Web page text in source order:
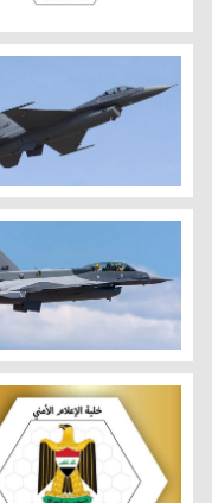
خلية الإعلام الأمني
غارة جوية تطيح
بالفديو | القوة